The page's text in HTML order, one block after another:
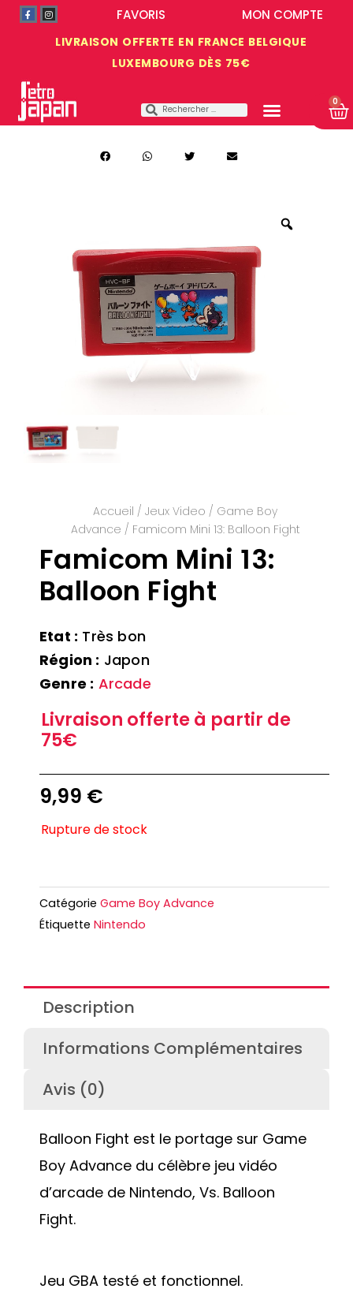
LIVRAISON OFFERTE EN FRANCE BELGIQUE
LUXEMBOURG DÈS 75€
MON COMPTE
FAVORIS
0
Accueil / Jeux Video / Game Boy
Advance / Famicom Mini 13: Balloon Fight
Famicom Mini 13:
Balloon Fight
Etat : Très bon
Région : Japon
Genre : Arcade
Livraison offerte à partir de
75€
9,99 €
Rupture de stock
Catégorie Game Boy Advance
Étiquette Nintendo
Description
Informations Complémentaires
Avis (0)
Balloon Fight est le portage sur Game
Boy Advance du célèbre jeu vidéo
d’arcade de Nintendo, Vs. Balloon
Fight.
Jeu GBA testé et fonctionnel.